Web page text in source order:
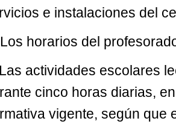
e instalaciones del
horarios del
actividades escolares
cinco horas diarias,
vigente, según que